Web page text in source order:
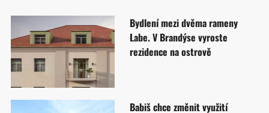
Bydlení mezi dvěma rameny
Labe. V Brandýse vyroste
rezidence na ostrově
Babiš chce změnit využití